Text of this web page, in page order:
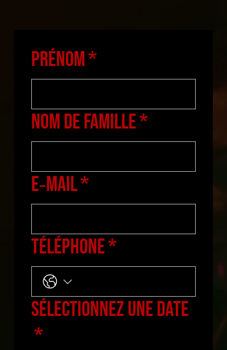
Prénom*
Nom de famille*
E‑mail*
Téléphone*
Sélectionnez une date
*